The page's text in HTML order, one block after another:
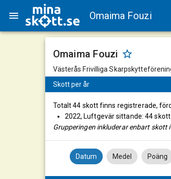
Omaima Fouzi
Omaima Fouzi
Västerås Frivilliga
Skott per år
Totalt 44 skott finns registrerade,
2022, Luftgevär sittande: 44 skott
Grupperingen inkluderar enbart skott
Datum Medel Poäng